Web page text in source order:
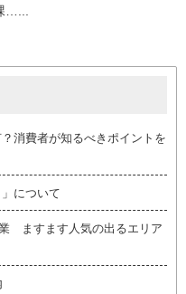
…...
消費者が知るべきポイントを
について
ますます人気の出るエリア